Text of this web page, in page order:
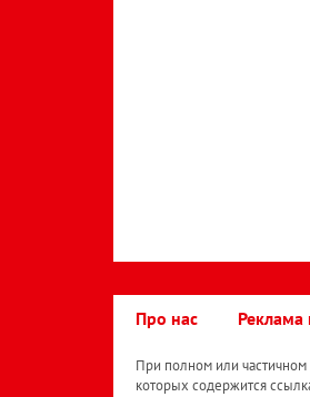
Про нас Реклама
При полном или частичном
которых содержится